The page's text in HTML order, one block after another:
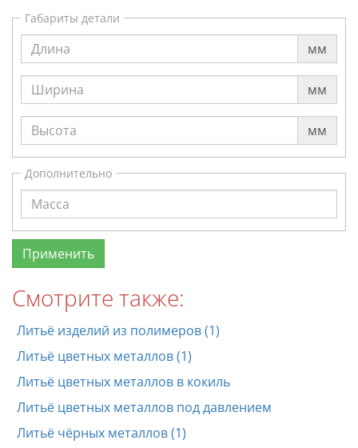
Габариты детали
мм
мм
мм
Дополнительно
Смотрите также:
Литьё изделий из полимеров (1)
Литьё цветных металлов (1)
Литьё цветных металлов в кокиль
Литьё цветных металлов под давлением
Литьё чёрных металлов (1)